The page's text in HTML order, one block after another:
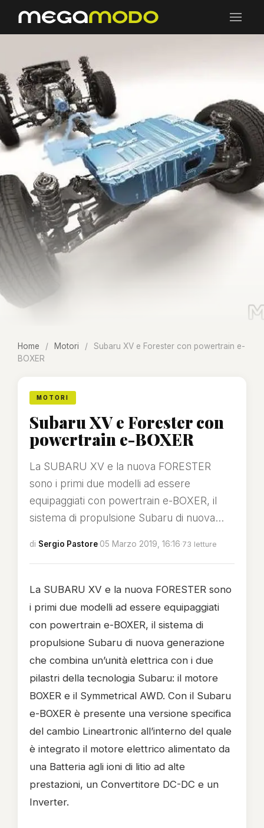
Home / Motori /
Subaru XV e Forester con powertrain e-
BOXER
MOTORI
Subaru XV e Forester con
powertrain e-BOXER
La SUBARU XV e la nuova FORESTER
sono i primi due modelli ad essere
equipaggiati con powertrain e-BOXER, il
sistema di propulsione Subaru di nuova...
di Sergio Pastore·05 Marzo 2019, 16:16·73 letture
La SUBARU XV e la nuova FORESTER sono
i primi due modelli ad essere equipaggiati
con powertrain e-BOXER, il sistema di
propulsione Subaru di nuova generazione
che combina un’unità elettrica con i due
pilastri della tecnologia Subaru: il motore
BOXER e il Symmetrical AWD. Con il Subaru
e-BOXER è presente una versione specifica
del cambio Lineartronic all’interno del quale
è integrato il motore elettrico alimentato da
una Batteria agli ioni di litio ad alte
prestazioni, un Convertitore DC-DC e un
Inverter.